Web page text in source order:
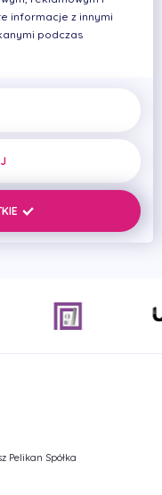
Lekarz stomatolog Lekarz
Pelikan Spółka
informacje z innymi
podczas